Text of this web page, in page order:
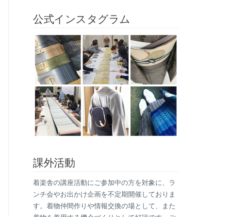
公式インスタグラム
課外活動
着楽舎の講座活動にご参加中の方を対象に、ラ
ンチ会やお出かけ企画を不定期開催しておりま
す。着物仲間作りや情報交換の場として、また